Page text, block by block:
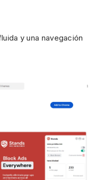
y una navegación